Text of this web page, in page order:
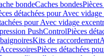
bondeCaches bondes
détachées pour Avec
pour Avec vidage
PushControlPièces
Kits de raccordement
AccessoiresPièces détachées